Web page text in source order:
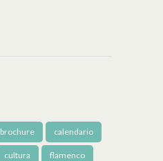
brochure calendario
cultura flamenco